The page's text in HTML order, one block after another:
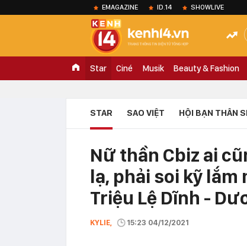
EMAGAZINE ID.14 SHOWLIVE
Star Ciné Musik Beauty & Fashion
STAR SAO VIỆT HỘI BẠN THÂN
Nữ thần Cbiz ai
lạ, phải soi kỹ
Triệu Lệ Dĩnh -
KYLIE, 15:23 04/12/2021